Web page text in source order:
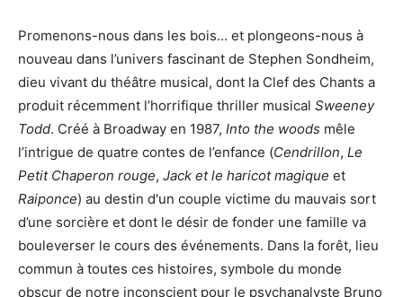
Promenons-nous dans les bois… et plongeons-nous à
nouveau dans l’univers fascinant de Stephen Sondheim,
dieu vivant du théâtre musical, dont la Clef des Chants a
produit récemment l’horrifique thriller musical Sweeney
Todd. Créé à Broadway en 1987, Into the woods mêle
l’intrigue de quatre contes de l’enfance (Cendrillon, Le
Petit Chaperon rouge, Jack et le haricot magique et
Raiponce) au destin d'un couple victime du mauvais sort
d’une sorcière et dont le désir de fonder une famille va
bouleverser le cours des événements. Dans la forêt, lieu
commun à toutes ces histoires, symbole du monde
obscur de notre inconscient pour le psychanalyste Bruno